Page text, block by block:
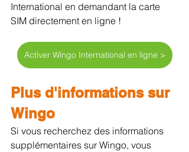
International en demandant la carte
SIM directement en ligne !
Activer Wingo International en ligne >
Plus d'informations sur
Wingo
Si vous recherchez des informations
supplémentaires sur Wingo, vous